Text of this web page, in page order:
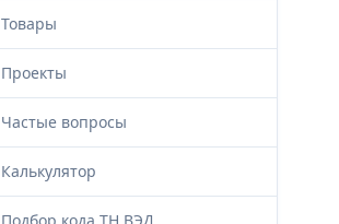
Товары
Проекты
Частые вопросы
Калькулятор